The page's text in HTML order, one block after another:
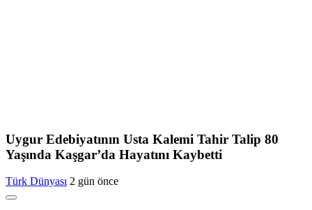
Uygur Edebiyatının Usta Kalemi Tahir Talip 80
Yaşında Kaşgar’da Hayatını Kaybetti
Türk Dünyası 2 gün önce